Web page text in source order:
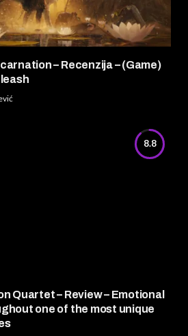
– Recenzija – (Game)
8.8
Quartet – Review – Emotional
one of the most unique